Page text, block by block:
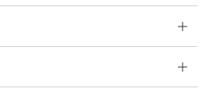
commercial